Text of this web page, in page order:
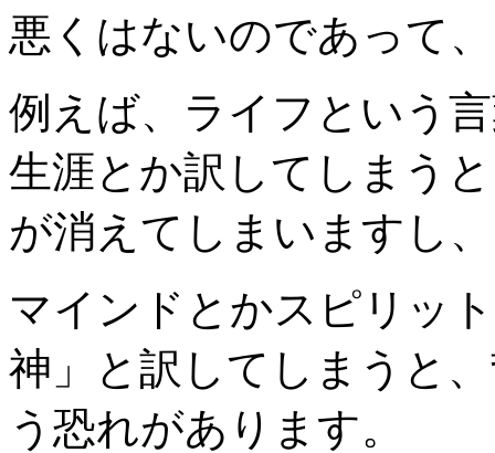
悪くはないのであって、
例えば、ライフという
生涯とか訳してしまう
が消えてしまいますし、
マインドとかスピリッ
神」と訳してしまうと
う恐れがあります。